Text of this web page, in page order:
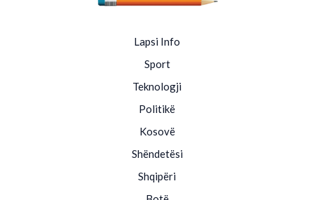
Lapsi Info
Sport
Teknologji
Politikë
Kosovë
Shëndetësi
Shqipëri